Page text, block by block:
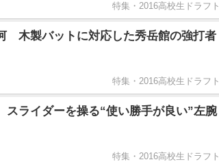
特集・2016高校生ドラフト
木製バットに対応した秀岳館の強打者
特集・2016高校生ドラフト
ライダーを操る“使い勝手が良い”左腕
特集・2016高校生ドラフト